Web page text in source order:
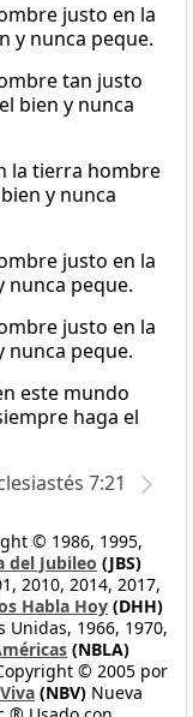
justo en la
y nunca peque.
tan justo
bien y nunca
la tierra hombre
y nunca
justo en la
nunca peque.
justo en la
nunca peque.
este mundo
haga el
7:21
© 1986, 1995,
del Jubileo (JBS)
2010, 2014, 2017,
Habla Hoy (DHH)
1966, 1970,
(NBLA)
© 2005 por
(NBV) Nueva